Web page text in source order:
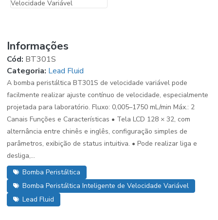
Informações
Cód: BT301S
Categoria: Lead Fluid
A bomba peristáltica BT301S de velocidade variável pode
facilmente realizar ajuste contínuo de velocidade, especialmente
projetada para laboratório. Fluxo: 0,005–1750 mL/min Máx.: 2
Canais Funções e Características • Tela LCD 128 × 32, com
alternância entre chinês e inglês, configuração simples de
parâmetros, exibição de status intuitiva. • Pode realizar liga e
desliga,...
Bomba Peristáltica
Bomba Peristáltica Inteligente de Velocidade Variável
Lead Fluid